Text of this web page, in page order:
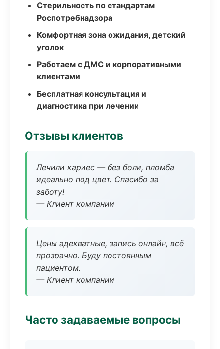
Стерильность по стандартам
Роспотребнадзора
Комфортная зона ожидания, детский
уголок
Работаем с ДМС и корпоративными
клиентами
Бесплатная консультация и
диагностика при лечении
Отзывы клиентов
Лечили кариес — без боли, пломба
идеально под цвет. Спасибо за
заботу!
— Клиент компании
Цены адекватные, запись онлайн, всё
прозрачно. Буду постоянным
пациентом.
— Клиент компании
Часто задаваемые вопросы